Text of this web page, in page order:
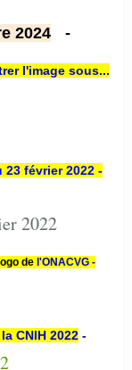
2024 -
l'image sous...
23 février 2022 -
2022
de l'ONACVG -
CNIH 2022 -